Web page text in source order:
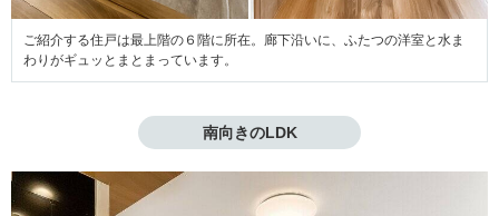
ご紹介する住戸は最上階の６階に所在。廊下沿いに、ふたつの洋室と水ま
わりがギュッとまとまっています。
南向きのLDK